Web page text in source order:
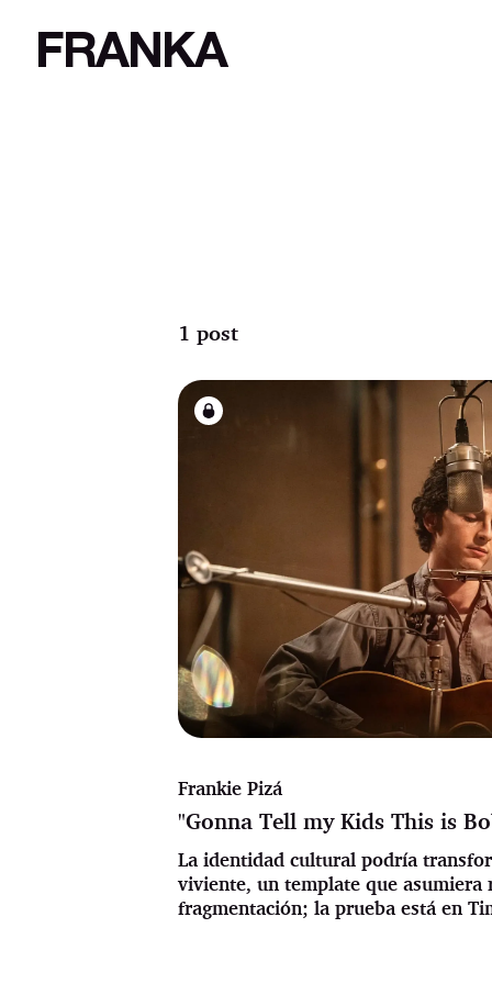
FRANKA
1 post
Frankie Pizá
"Gonna Tell my Kids This is
La identidad cultural podría
viviente, un template que asumiera
fragmentación; la prueba está en